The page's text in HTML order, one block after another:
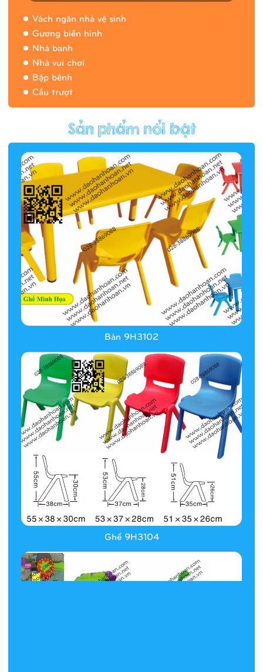
Vách ngăn nhà vệ sinh
Gương biến hình
Nhà banh
Nhà vui chơi
Bập bênh
Cầu trượt
Hàng rào/nhà banh 9H5412
Bàn 9H3102
Ghế 9H3104